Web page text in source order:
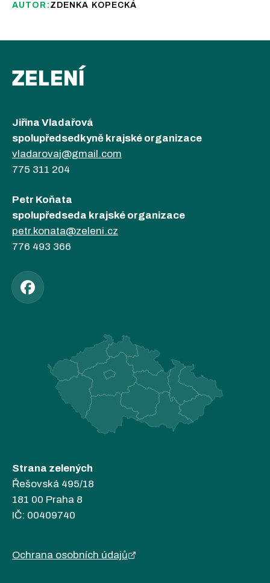
AUTOR: ZDENKA KOPECKÁ
ZELENÍ
Jiřina Vladařová
spolupředsedkyně krajské organizace
vladarovaj@gmail.com
775 311 204
Petr Koňata
spolupředseda krajské organizace
petr.konata@zeleni.cz
776 493 366
Strana zelených
Řešovská 495/18
181 00 Praha 8
IČ: 00409740
Ochrana osobních údajů